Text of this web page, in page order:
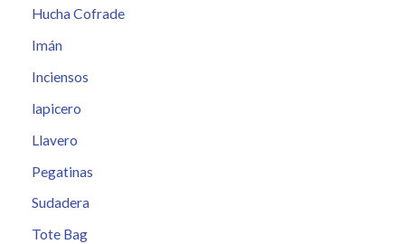
Hucha Cofrade
Imán
Inciensos
lapicero
Llavero
Pegatinas
Sudadera
Tote Bag